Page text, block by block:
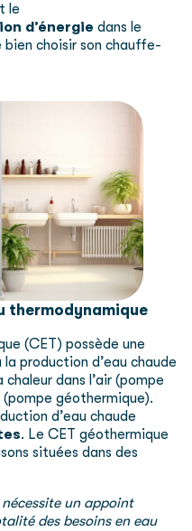
le
d’énergie dans le
bien choisir son chauffe-
thermodynamique
(CET) possède une
la production d’eau chaude
dans l’air (pompe
géothermique).
d’eau chaude
. Le CET géothermique
situées dans des
un appoint
des besoins en eau